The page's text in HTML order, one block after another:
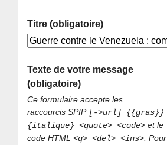
Titre (obligatoire)
Texte de votre message
(obligatoire)
Ce formulaire accepte les
raccourcis SPIP [->url] {{gras}}
{italique} <quote> <code> et le
code HTML<q> <del> <ins> . Pour